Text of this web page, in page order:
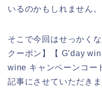
いるのかもしれません。
そこで今回はせっかく
クーポン】【 G’day
wine キャンペーンコー
記事にさせていただきま